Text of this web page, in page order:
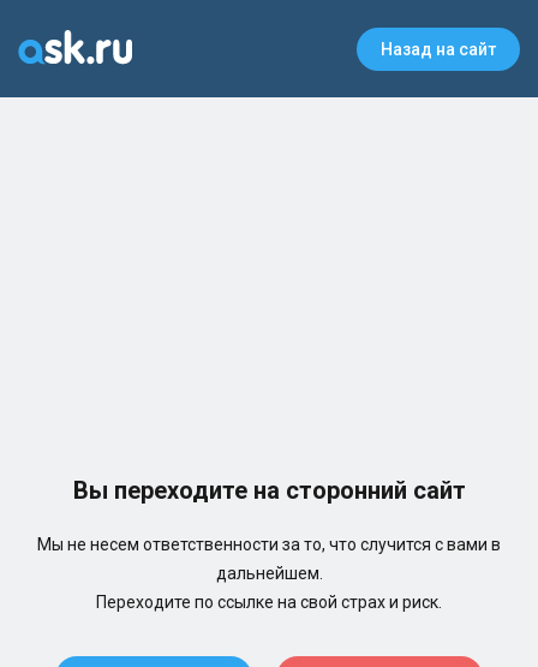
Назад на сайт
Вы переходите на сторонний сайт
Мы не несем ответственности за то, что случится с вами в
дальнейшем.
Переходите по ссылке на свой страх и риск.